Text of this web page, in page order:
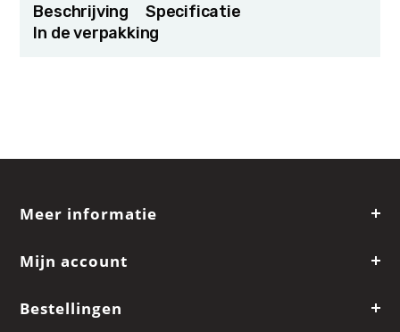
Beschrijving
Specificatie
In de verpakking
Meer informatie
Mijn account
Bestellingen